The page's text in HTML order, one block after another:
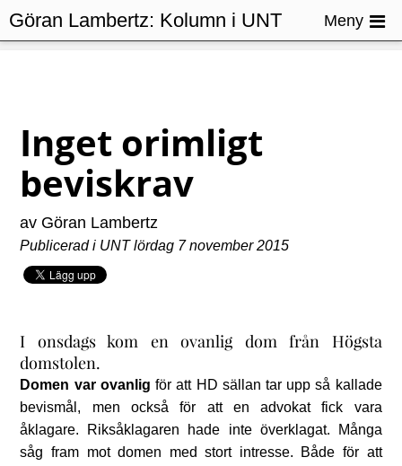
Inget orimligt
beviskrav
av Göran Lambertz
Publicerad i UNT lördag 7 november 2015
I onsdags kom en ovanlig dom från Högsta
domstolen.
Domen var ovanlig för att HD sällan tar upp så kallade
bevismål, men också för att en advokat fick vara
åklagare. Riksåklagaren hade inte överklagat. Många
såg fram mot domen med stort intresse. Både för att
Göran Lambertz: Kolumn i UNT Meny